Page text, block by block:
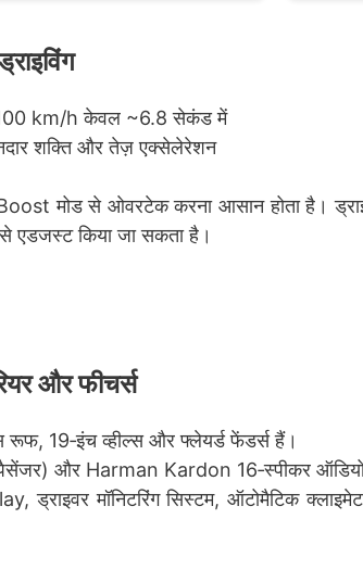
km/h केवल ~6.8 सेकंड में
शक्ति और तेज़ एक्सेलेरेशन
मोड से ओवरटेक करना आसान होता है।
एडजस्ट किया जा सकता है।
और फीचर्स
रूफ, 19‑इंच व्हील्स और फ्लेयर्ड फेंडर्स हैं।
पैसेंजर) और Harman Kardon 16‑स्पीकर
ड्राइवर मॉनिटरिंग सिस्टम, ऑटोमैटिक